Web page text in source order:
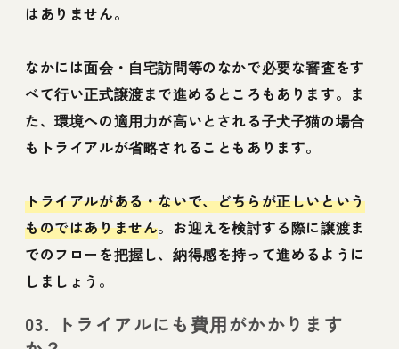
はありません。
なかには面会・自宅訪問等のなかで必要な審査をす
べて行い正式譲渡まで進めるところもあります。ま
た、環境への適用力が高いとされる子犬子猫の場合
もトライアルが省略されることもあります。
トライアルがある・ないで、どちらが正しいという
ものではありません。お迎えを検討する際に譲渡ま
でのフローを把握し、納得感を持って進めるように
しましょう。
03. トライアルにも費用がかかります